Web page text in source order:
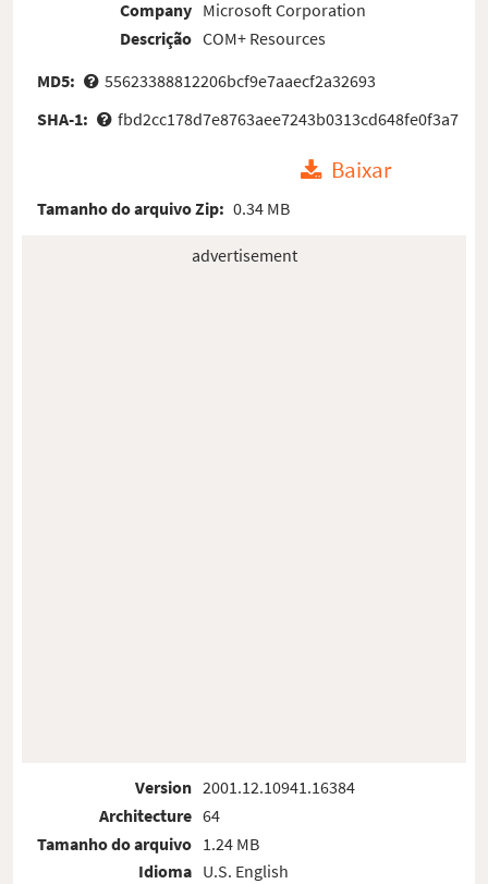
Company
Descrição
Microsoft Corporation
COM+ Resources
MD5:
55623388812206bcf9e7aaecf2a32693
SHA-1:
fbd2cc178d7e8763aee7243b0313cd648fe0f3a7
Baixar
Tamanho do arquivo Zip: 0.34 MB
advertisement
Version
Architecture
Tamanho do arquivo
Idioma
2001.12.10941.16384
64
1.24 MB
U.S. English